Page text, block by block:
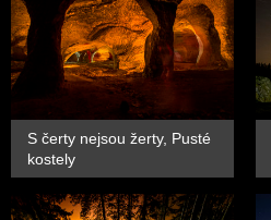
S čerty nejsou žerty, Pusté
kostely